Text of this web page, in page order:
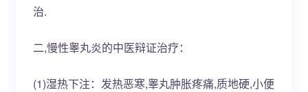
治.
二,慢性睾丸炎的中医辩证治疗：
(1)湿热下注：发热恶寒,睾丸肿胀疼痛,质地硬,小便